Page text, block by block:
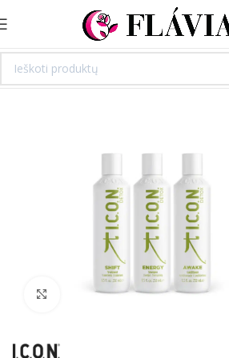
Spustelėkite norėdami padidinti